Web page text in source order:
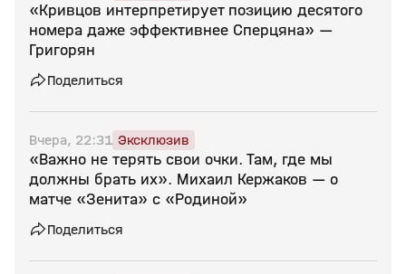
«Кривцов интерпретирует позицию десятого
номера даже эффективнее Сперцяна» —
Григорян
Поделиться
Вчера, 22:31 Эксклюзив
«Важно не терять свои очки. Там, где мы
должны брать их». Михаил Кержаков — о
матче «Зенита» с «Родиной»
Поделиться